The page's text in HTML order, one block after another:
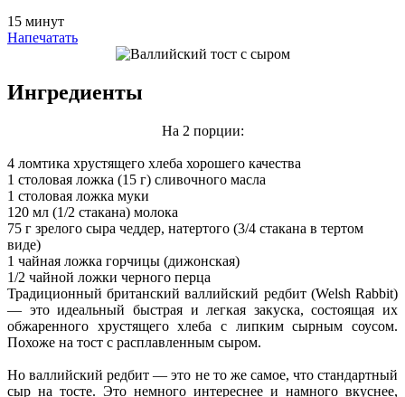
15 минут
Напечатать
Ингредиенты
На 2 порции:
4 ломтика хрустящего хлеба хорошего качества
1 столовая ложка (15 г) сливочного масла
1 столовая ложка муки
120 мл (1/2 стакана) молока
75 г зрелого сыра чеддер, натертого (3/4 стакана в тертом
виде)
1 чайная ложка горчицы (дижонская)
1/2 чайной ложки черного перца
Традиционный британский валлийский редбит (Welsh Rabbit)
— это идеальный быстрая и легкая закуска, состоящая их
обжаренного хрустящего хлеба с липким сырным соусом.
Похоже на тост с расплавленным сыром.
Но валлийский редбит — это не то же самое, что стандартный
сыр на тосте. Это немного интереснее и намного вкуснее,